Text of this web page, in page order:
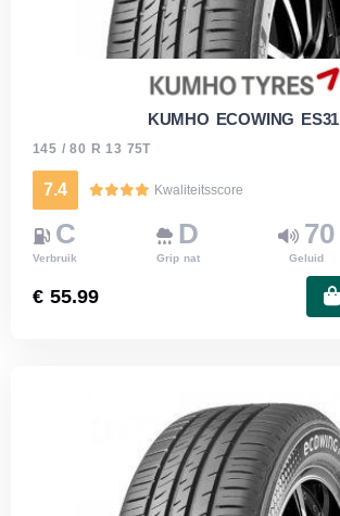
KUMHO ECOWING ES31
145 / 80 R 13 75T
7.4 Kwaliteitsscore
C
Verbruik
D
Grip nat
70
Geluid
€ 55.99